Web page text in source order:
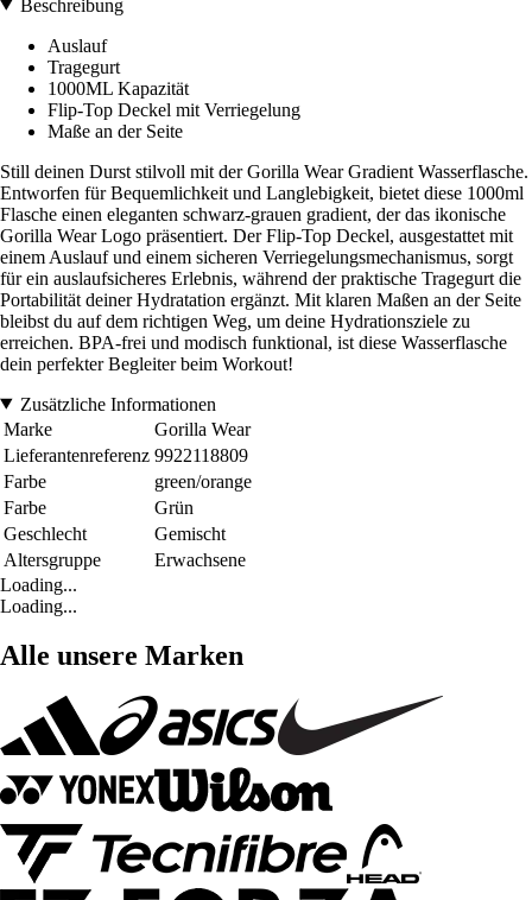
Beschreibung
Auslauf
Tragegurt
1000ML Kapazität
Flip-Top Deckel mit Verriegelung
Maße an der Seite
Still deinen Durst stilvoll mit der Gorilla Wear Gradient Wasserflasche.
Entworfen für Bequemlichkeit und Langlebigkeit, bietet diese 1000ml
Flasche einen eleganten schwarz-grauen gradient, der das ikonische
Gorilla Wear Logo präsentiert. Der Flip-Top Deckel, ausgestattet mit
einem Auslauf und einem sicheren Verriegelungsmechanismus, sorgt
für ein auslaufsicheres Erlebnis, während der praktische Tragegurt die
Portabilität deiner Hydratation ergänzt. Mit klaren Maßen an der Seite
bleibst du auf dem richtigen Weg, um deine Hydrationsziele zu
erreichen. BPA-frei und modisch funktional, ist diese Wasserflasche
dein perfekter Begleiter beim Workout!
Zusätzliche Informationen
Marke
Gorilla Wear
Lieferantenreferenz 9922118809
Farbe
green/orange
Farbe
Grün
Geschlecht
Gemischt
Altersgruppe
Erwachsene
Loading...
Loading...
Alle unsere Marken